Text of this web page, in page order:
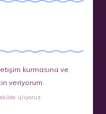
kurmasına ve
veriyorum.
işliyoruz.